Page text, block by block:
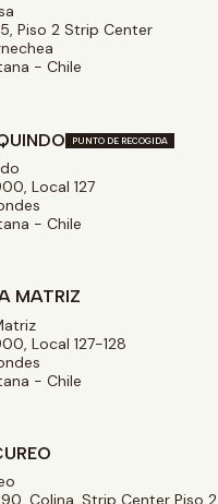
Piso 2 Strip Center
- Chile
PUNTO DE RECOGIDA
Local 127
- Chile
MATRIZ
Local 127-128
- Chile